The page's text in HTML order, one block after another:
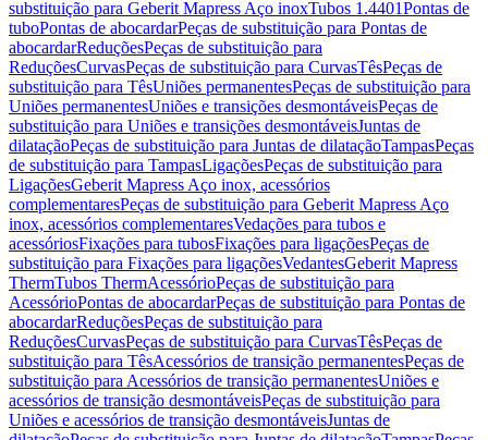
substituição para Geberit Mapress Aço inoxTubos 1.4401Pontas de
tuboPontas de abocardarPeças de substituição para Pontas de
abocardarReduçõesPeças de substituição para
ReduçõesCurvasPeças de substituição para CurvasTêsPeças de
substituição para TêsUniões permanentesPeças de substituição para
Uniões permanentesUniões e transições desmontáveisPeças de
substituição para Uniões e transições desmontáveisJuntas de
dilataçãoPeças de substituição para Juntas de dilataçãoTampasPeças
de substituição para TampasLigaçõesPeças de substituição para
LigaçõesGeberit Mapress Aço inox, acessórios
complementaresPeças de substituição para Geberit Mapress Aço
inox, acessórios complementaresVedações para tubos e
acessóriosFixações para tubosFixações para ligaçõesPeças de
substituição para Fixações para ligaçõesVedantesGeberit Mapress
ThermTubos ThermAcessórioPeças de substituição para
AcessórioPontas de abocardarPeças de substituição para Pontas de
abocardarReduçõesPeças de substituição para
ReduçõesCurvasPeças de substituição para CurvasTêsPeças de
substituição para TêsAcessórios de transição permanentesPeças de
substituição para Acessórios de transição permanentesUniões e
acessórios de transição desmontáveisPeças de substituição para
Uniões e acessórios de transição desmontáveisJuntas de